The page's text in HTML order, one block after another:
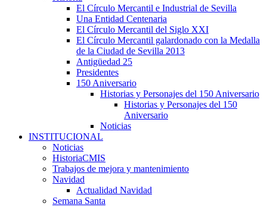
El Círculo Mercantil e Industrial de Sevilla
Una Entidad Centenaria
El Círculo Mercantil del Siglo XXI
El Círculo Mercantil galardonado con la Medalla
de la Ciudad de Sevilla 2013
Antigüedad 25
Presidentes
150 Aniversario
Historias y Personajes del 150 Aniversario
Historias y Personajes del 150
Aniversario
Noticias
INSTITUCIONAL
Noticias
HistoriaCMIS
Trabajos de mejora y mantenimiento
Navidad
Actualidad Navidad
Semana Santa